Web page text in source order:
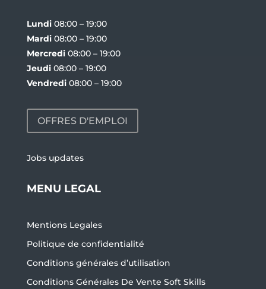
Lundi08:00 – 19:00
Mardi08:00 – 19:00
Mercredi08:00 – 19:00
Jeudi08:00 – 19:00
Vendredi08:00 – 19:00
OFFRES D'EMPLOI
Jobs updates
MENU LEGAL
Mentions Legales
Politique de confidentialité
Conditions générales d’utilisation
Conditions Générales De Vente Soft Skills